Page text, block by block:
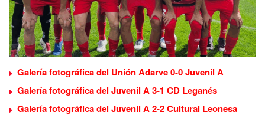
Galería fotográfica del Unión Adarve 0-0 Juvenil A
Galería fotográfica del Juvenil A 3-1 CD Leganés
Galería fotográfica del Juvenil A 2-2 Cultural Leonesa